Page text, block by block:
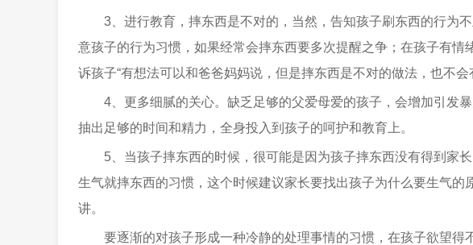
3、进行教育，摔东西是不对的，当然，告知孩子刷东西的行为
意孩子的行为习惯，如果经常会摔东西要多次提醒之争；在孩子有情
诉孩子“有想法可以和爸爸妈妈说，但是摔东西是不对的做法，也不会
4、更多细腻的关心。缺乏足够的父爱母爱的孩子，会增加引发
抽出足够的时间和精力，全身投入到孩子的呵护和教育上。
5、当孩子摔东西的时候，很可能是因为孩子摔东西没有得到家
生气就摔东西的习惯，这个时候建议家长要找出孩子为什么要生气的
讲。
要逐渐的对孩子形成一种冷静的处理事情的习惯，在孩子欲望得